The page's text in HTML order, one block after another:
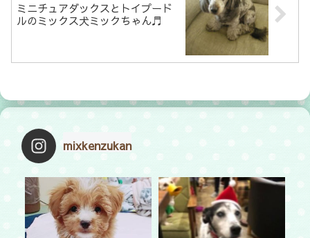
ミニチュアダックスとトイプード
ルのミックス犬ミックちゃん♬
mixkenzukan